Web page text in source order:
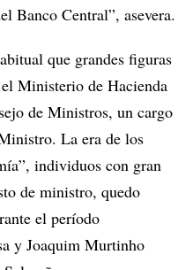
Banco Central”, asevera.
que grandes figuras
Ministerio de Hacienda
de Ministros, un cargo
La era de los
individuos con gran
de ministro, quedo
el período
y Joaquim Murtinho